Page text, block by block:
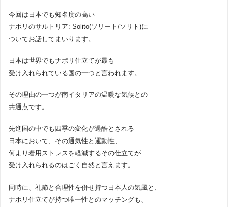
今回は日本でも知名度の高い
ナポリのサルトリア: Solito(ソリート/ソリト)に
ついてお話してまいります。
日本は世界でもナポリ仕立てが最も
受け入れられている国の一つと言われます。
その理由の一つが南イタリアの温暖な気候との
共通点です。
先進国の中でも四季の変化が過酷とされる
日本において、その通気性と運動性、
何より着用ストレスを軽減するその仕立てが
受け入れられるのはごく自然と言えます。
同時に、礼節と合理性を併せ持つ日本人の気風と、
ナポリ仕立てが持つ唯一性とのマッチングも、